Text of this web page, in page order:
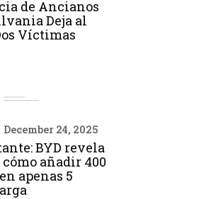
de Ancianos
Deja al
Víctimas
December 24, 2025
BYD revela
añadir 400
apenas 5